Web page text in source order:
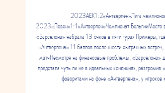
2023АЕК1:2«Антверпен»Лига
2023«Левен»1:1«Антверпен»Чемпионат БельгииМесто
«Барселона» набрала 13 очков в пяти турах Примеры,
«Антверпена» 11 баллов после шести сыгранных
матчНесмотря на финансовые проблемы, «Барселона»
предстала чуть ли не в идеальных кондициях,
фаворитами на фоне «Антверпена», у